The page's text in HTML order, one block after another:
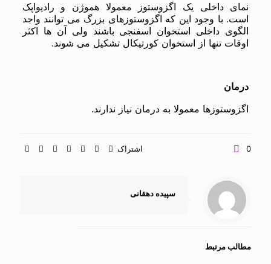
نمای داخلی یک اگزوستوز معمولا هموژن و رادیواپک
است‌. با وجود این که اگزوستوزهای بزرگ می توانند واجد
الگوی داخلی استخوان اسفنجی باشند ولی آن ها اکثر
اوقات تنها از استخوان کورتیکال تشکیل می شوند.
درمان
اگزوستوزها معمولا به درمان نیاز ندارند.
اشتراک 0
سپیده دهقانی
مطالب مرتبط